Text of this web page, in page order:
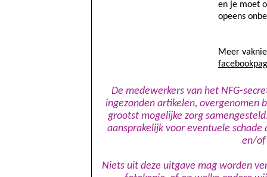
en je moet
opeens
Meer
De medewerkers van het NFG-
ingezonden artikelen, overgenomen
grootst mogelijke zorg
aansprakelijk voor eventuele
en/of
Niets uit deze uitgave mag worden